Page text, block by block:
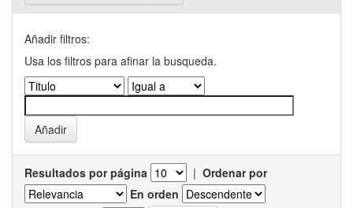
Añadir filtros:
Usa los filtros para afinar la busqueda.
Resultados por página | Ordenar por
En orden